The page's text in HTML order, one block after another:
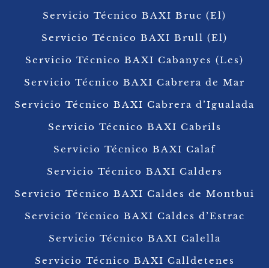
Servicio Técnico BAXI Bruc (El)
Servicio Técnico BAXI Brull (El)
Servicio Técnico BAXI Cabanyes (Les)
Servicio Técnico BAXI Cabrera de Mar
Servicio Técnico BAXI Cabrera d’Igualada
Servicio Técnico BAXI Cabrils
Servicio Técnico BAXI Calaf
Servicio Técnico BAXI Calders
Servicio Técnico BAXI Caldes de Montbui
Servicio Técnico BAXI Caldes d’Estrac
Servicio Técnico BAXI Calella
Servicio Técnico BAXI Calldetenes